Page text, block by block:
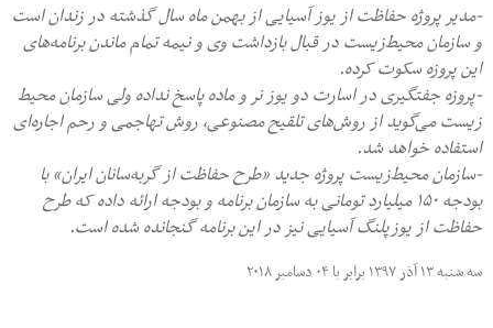
-مدیر پروژه حفاظت از یوز آسیایی از بهمن ماه سال گذشته در زندان است
و سازمان محیط‌زیست در قبال بازداشت وی و نیمه تمام ماندن برنامه‌های
این پروزه سکوت کرده.
-پروزه جفتگیری در اسارت دو یوز نر و ماده پاسخ نداده ولی سازمان محیط
زیست می‌گوید از روش‌های تلقیح مصنوعی، روش تهاجمی و رحم اجاره‌ای
استفاده خواهد شد.
-سازمان محیط‌زیست پروژه جدید «طرح حفاظت از گربه‌سانان ایران» با
بودجه ۱۵۰ میلیارد تومانی به سازمان برنامه و بودجه ارائه داده که طرح
حفاظت از یوزپلنگ آسیایی نیز در این برنامه گنجانده شده است.
سه شنبه ۱۳ آذر ۱۳۹۷ برابر با ۰۴ دسامبر ۲۰۱۸